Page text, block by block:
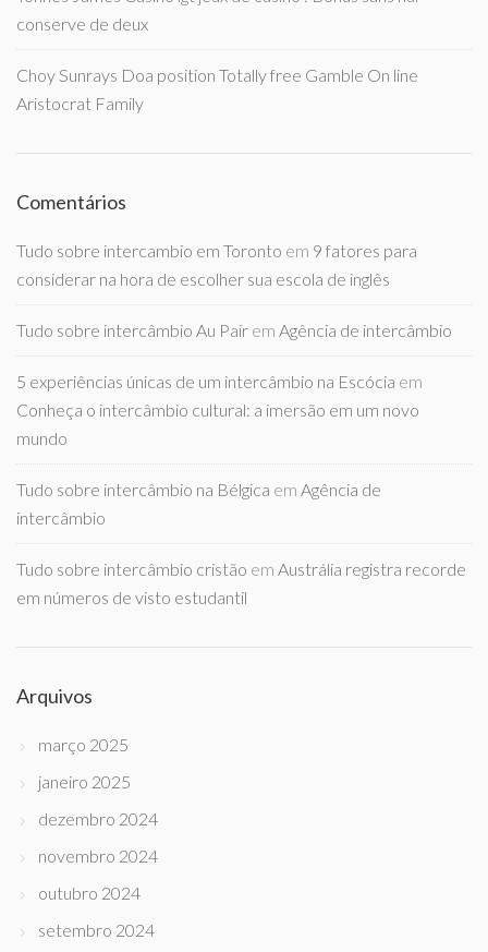
conserve de deux
Choy Sunrays Doa position Totally free Gamble On line
Aristocrat Family
Comentários
Tudo sobre intercambio em Toronto em 9 fatores para
considerar na hora de escolher sua escola de inglês
Tudo sobre intercâmbio Au Pair em Agência de intercâmbio
5 experiências únicas de um intercâmbio na Escócia em
Conheça o intercâmbio cultural: a imersão em um novo
mundo
Tudo sobre intercâmbio na Bélgica em Agência de
intercâmbio
Tudo sobre intercâmbio cristão em Austrália registra recorde
em números de visto estudantil
Arquivos
março 2025
janeiro 2025
dezembro 2024
novembro 2024
outubro 2024
setembro 2024